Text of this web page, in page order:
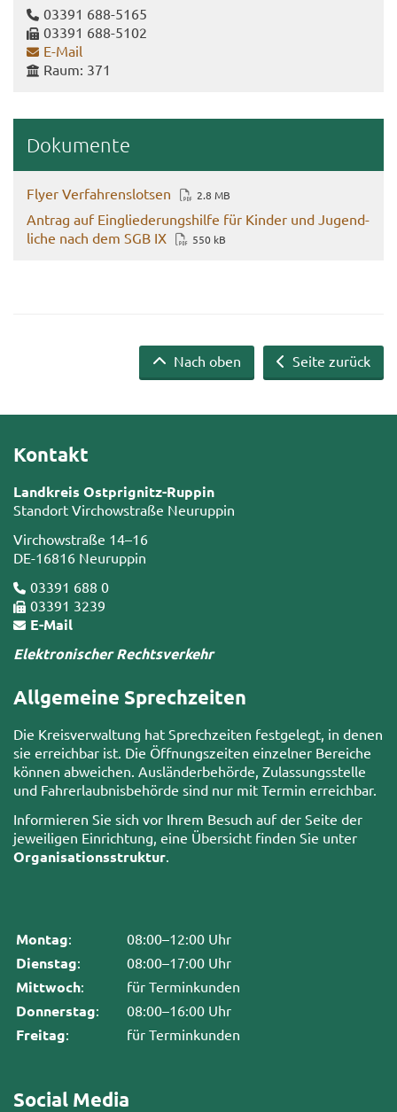
03391 688-​5165
03391 688-​5102
E-​Mail
Raum: 371
Do­ku­men­te
Flyer Ver­fah­rens­lot­sen 2.8 MB
An­trag auf Ein­glie­de­rungs­hil­fe für Kin­der und Ju­gend­
li­che nach dem SGB IX
550 kB
Seite zurück
Nach oben
Kontakt
Landkreis Ostprignitz-Ruppin
Standort Virchowstraße Neuruppin
Virchowstraße 14–16
DE-16816 Neuruppin
03391 688 0
03391 3239
E-Mail
Elektronischer Rechtsverkehr
Allgemeine Sprechzeiten
Die Kreisverwaltung hat Sprechzeiten festgelegt, in denen
sie erreichbar ist. Die Öffnungszeiten einzelner Bereiche
können abweichen. Ausländerbehörde, Zulassungsstelle
und Fahrerlaubnisbehörde sind nur mit Termin erreichbar.
Informieren Sie sich vor Ihrem Besuch auf der Seite der
jeweiligen Einrichtung, eine Übersicht finden Sie unter
Organisationsstruktur
Montag: 08:00–12:00 Uhr
Dienstag: 08:00–17:00 Uhr
Mittwoch: für Terminkunden
Donnerstag: 08:00–16:00 Uhr
Freitag: für Terminkunden
Social Media